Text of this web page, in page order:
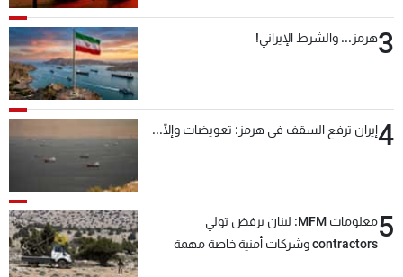
3هرمز... والشرط الإيراني!
4إيران ترفع السقف في هرمز: تعويضات وإلّا...
5
معلومات MFM: لبنان يرفض تولي
contractors وشركات أمنية خاصة مهمة